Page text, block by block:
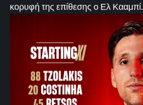
κορυφή της επίθεσης ο Ελ Κααμπί.